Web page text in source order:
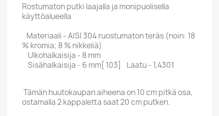
Rostumaton putki laajalla ja monipuolisella
käyttöalueella
Materiaali - AISI 304 ruostumaton teräs (noin: 18
% kromia; 8 % nikkeliä)
Ulkohalkaisija - 8 mm
Sisähalkaisija - 6 mm[ 103] Laatu - 1,4301
Tämän huutokaupan aiheena on 10 cm pitkä osa,
ostamalla 2 kappaletta saat 20 cm putken.